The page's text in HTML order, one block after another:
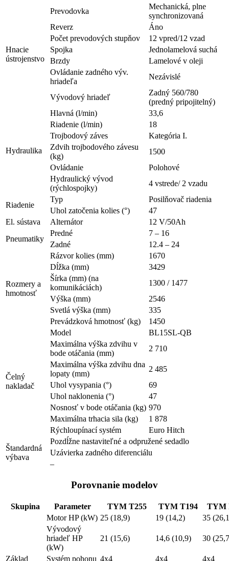
Hnacie
ústrojenstvo
Prevodovka
Mechanická, plne
synchronizovaná
Reverz
Áno
Počet prevodových stupňov
12 vpred/12 vzad
Spojka
Jednolamelová suchá
Brzdy
Lamelové v oleji
Ovládanie zadného výv.
hriadeľa
Nezávislé
Vývodový hriadeľ
Zadný 560/780
(predný pripojitelný)
Hydraulika
Hlavná (l/min)
33,6
Riadenie (l/min)
18
Trojbodový záves
Kategória I.
Zdvih trojbodového závesu
(kg)
1500
Ovládanie
Polohové
Hydraulický vývod
(rýchlospojky)
4 vstrede/ 2 vzadu
Riadenie
Typ
Posilňovač riadenia
Uhol zatočenia kolies (°)
47
El. sústava
Alternátor
12 V/50Ah
Pneumatiky
Predné
7 – 16
Zadné
12.4 – 24
Rozmery a
hmotnosť
Rázvor kolies (mm)
1670
Dĺžka (mm)
3429
Šírka (mm) (na
komunikáciách)
1300 / 1477
Výška (mm)
2546
Svetlá výška (mm)
335
Prevádzková hmotnosť (kg)
1450
Čelný
nakladač
Model
BL15SL-QB
Maximálna výška zdvihu v
bode otáčania (mm)
2 710
Maximálna výška zdvihu dna
lopaty (mm)
2 485
Uhol vysypania (°)
69
Uhol naklonenia (°)
47
Nosnosť v bode otáčania (kg) 970
Maximálna trhacia sila (kg)
1 878
Rýchloupínací systém
Euro Hitch
Štandardná
výbava
Pozdĺžne nastaviteľné a odpružené sedadlo
Uzávierka zadného diferenciálu
–
Porovnanie modelov
Skupina Parameter TYM T255 TYM T194 TYM
Základ
Motor HP (kW) 25 (18,9) 19 (14,2)
35
Vývodový
hriadeľ HP
(kW)
21 (15,6) 14,6 (10,9) 30
Systém pohonu 4x4 4x4 4x4